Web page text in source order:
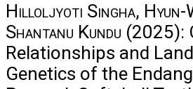
Hilloljyoti Singha, Hyun-
Shantanu Kundu (2025):
Relationships and
Genetics of the